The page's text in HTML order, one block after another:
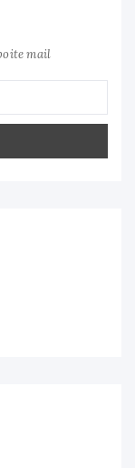
mail